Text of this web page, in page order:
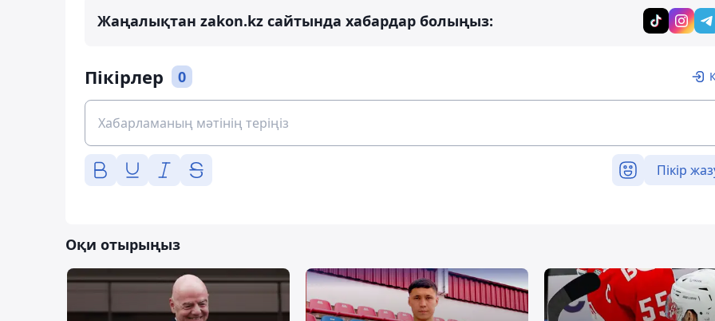
Жаңалықтан zakon.kz сайтында хабардар болыңыз:
Пікірлер 0
Пікір
Оқи отырыңыз